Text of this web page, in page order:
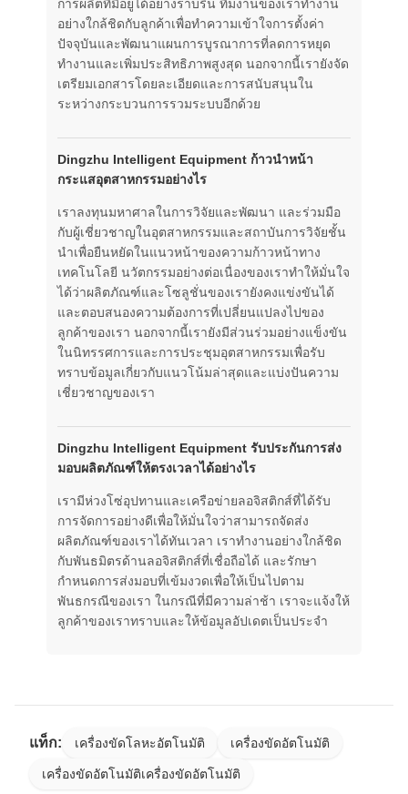
การผลิตที่มีอยู่ได้อย่างราบรื่น ทีมงานของเราทำงาน
อย่างใกล้ชิดกับลูกค้าเพื่อทำความเข้าใจการตั้งค่า
ปัจจุบันและพัฒนาแผนการบูรณาการที่ลดการหยุด
ทำงานและเพิ่มประสิทธิภาพสูงสุด นอกจากนี้เรายังจัด
เตรียมเอกสารโดยละเอียดและการสนับสนุนใน
ระหว่างกระบวนการรวมระบบอีกด้วย
Dingzhu Intelligent Equipment ก้าวนำหน้า
กระแสอุตสาหกรรมอย่างไร
เราลงทุนมหาศาลในการวิจัยและพัฒนา และร่วมมือ
กับผู้เชี่ยวชาญในอุตสาหกรรมและสถาบันการวิจัยชั้น
นำเพื่อยืนหยัดในแนวหน้าของความก้าวหน้าทาง
เทคโนโลยี นวัตกรรมอย่างต่อเนื่องของเราทำให้มั่นใจ
ได้ว่าผลิตภัณฑ์และโซลูชั่นของเรายังคงแข่งขันได้
และตอบสนองความต้องการที่เปลี่ยนแปลงไปของ
ลูกค้าของเรา นอกจากนี้เรายังมีส่วนร่วมอย่างแข็งขัน
ในนิทรรศการและการประชุมอุตสาหกรรมเพื่อรับ
ทราบข้อมูลเกี่ยวกับแนวโน้มล่าสุดและแบ่งปันความ
เชี่ยวชาญของเรา
Dingzhu Intelligent Equipment รับประกันการส่ง
มอบผลิตภัณฑ์ให้ตรงเวลาได้อย่างไร
เรามีห่วงโซ่อุปทานและเครือข่ายลอจิสติกส์ที่ได้รับ
การจัดการอย่างดีเพื่อให้มั่นใจว่าสามารถจัดส่ง
ผลิตภัณฑ์ของเราได้ทันเวลา เราทำงานอย่างใกล้ชิด
กับพันธมิตรด้านลอจิสติกส์ที่เชื่อถือได้ และรักษา
กำหนดการส่งมอบที่เข้มงวดเพื่อให้เป็นไปตาม
พันธกรณีของเรา ในกรณีที่มีความล่าช้า เราจะแจ้งให้
ลูกค้าของเราทราบและให้ข้อมูลอัปเดตเป็นประจำ
แท็ก: เครื่องขัดโลหะอัตโนมัติ เครื่องขัดอัตโนมัติ
เครื่องขัดอัตโนมัติเครื่องขัดอัตโนมัติ